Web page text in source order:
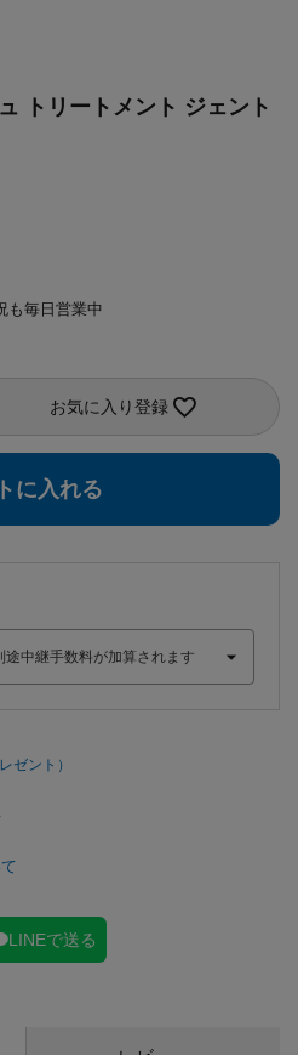
トリートメント ジェント
も毎日営業中
お気に入り登録
に入れる
LINEで送る